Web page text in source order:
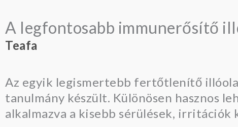
A legfontosabb immunerősítő
Teafa
Az egyik legismertebb fertőtlenítő
tanulmány készült. Különösen hasznos
alkalmazva a kisebb sérülések, irritációk